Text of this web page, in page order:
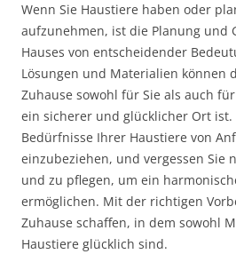
Wenn Sie Haustiere haben oder
aufzunehmen, ist die Planung und
Hauses von entscheidender
Lösungen und Materialien können
Zuhause sowohl für Sie als auch
ein sicherer und glücklicher Ort ist.
Bedürfnisse Ihrer Haustiere von
einzubeziehen, und vergessen Sie
und zu pflegen, um ein
ermöglichen. Mit der richtigen
Zuhause schaffen, in dem sowohl
Haustiere glücklich sind.